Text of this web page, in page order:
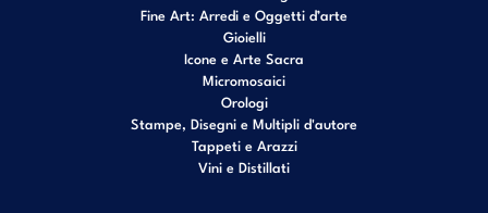
Fine Art: Arredi e Oggetti d’arte
Gioielli
Icone e Arte Sacra
Micromosaici
Orologi
Stampe, Disegni e Multipli d'autore
Tappeti e Arazzi
Vini e Distillati